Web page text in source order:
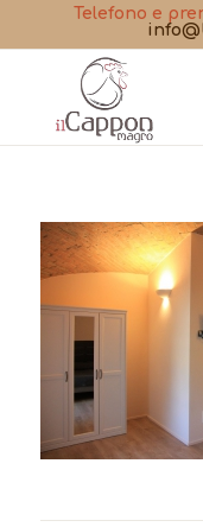
Telefono e